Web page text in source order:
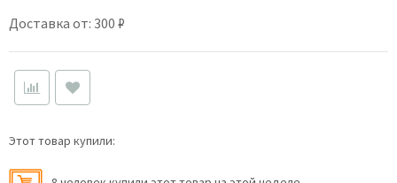
Доставка от: 300 ₽
Этот товар купили: